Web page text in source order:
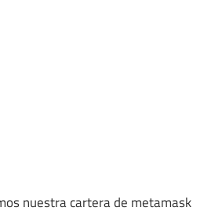
nuestra cartera de metamask